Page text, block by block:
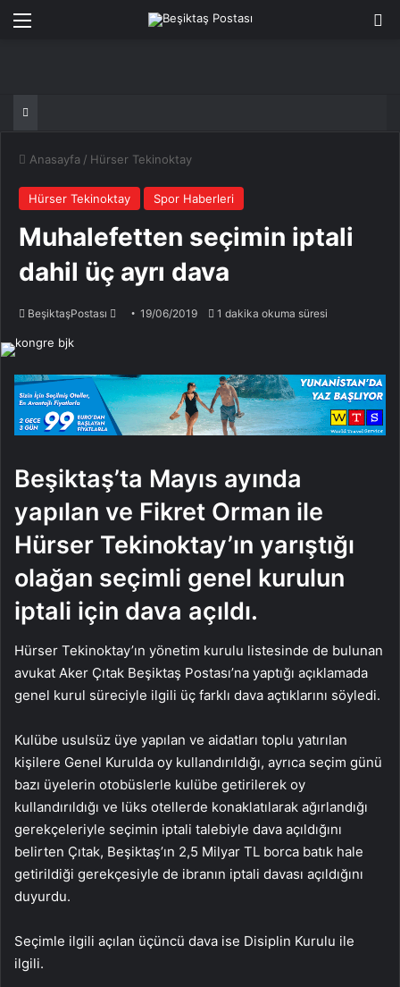
Menü
Anasayfa / Hürser Tekinoktay
Hürser Tekinoktay Spor Haberleri
Muhalefetten seçimin iptali
dahil üç ayrı dava
BeşiktaşPostası
göndermek
19/06/2019 1 dakika okuma süresi
Beşiktaş’ta Mayıs ayında
yapılan ve Fikret Orman ile
Hürser Tekinoktay’ın yarıştığı
olağan seçimli genel kurulun
iptali için dava açıldı.
Hürser Tekinoktay’ın yönetim kurulu listesinde de bulunan
avukat Aker Çıtak Beşiktaş Postası’na yaptığı açıklamada
genel kurul süreciyle ilgili üç farklı dava açtıklarını söyledi.
Kulübe usulsüz üye yapılan ve aidatları toplu yatırılan
kişilere Genel Kurulda oy kullandırıldığı, ayrıca seçim günü
bazı üyelerin otobüslerle kulübe getirilerek oy
kullandırıldığı ve lüks otellerde konaklatılarak ağırlandığı
gerekçeleriyle seçimin iptali talebiyle dava açıldığını
belirten Çıtak, Beşiktaş’ın 2,5 Milyar TL borca batık hale
getirildiği gerekçesiyle de ibranın iptali davası açıldığını
duyurdu.
Seçimle ilgili açılan üçüncü dava ise Disiplin Kurulu ile
ilgili.